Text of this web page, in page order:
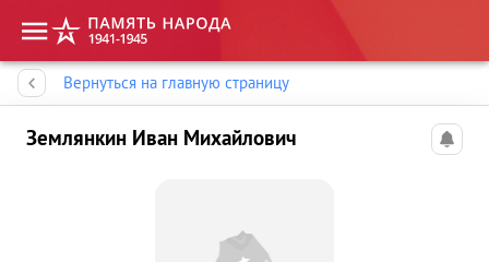
Вернуться на главную страницу
Землянкин Иван Михайлович
Память народа